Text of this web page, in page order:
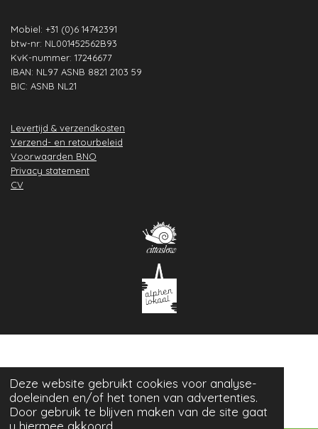
Deze website gebruikt cookies voor analyse-
doeleinden en/of het tonen van advertenties.
Door gebruik te blijven maken van de site gaat
u hiermee akkoord.
Mobiel: +31 (0)6 14742391
btw-nr: NL001452562B93
KvK-nummer: 17246677
IBAN: NL97 ASNB 8821 2103 59
BIC: ASNB NL21
Levertijd & verzendkosten
Verzend- en retourbeleid
Voorwaarden BNO
Privacy statement
CV